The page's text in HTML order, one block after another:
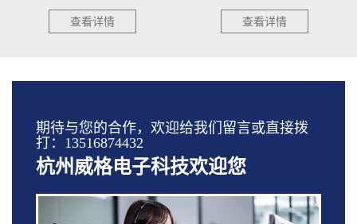
查看详情 查看详情
期待与您的合作，欢迎给我们留言或直接拨
打：13516874432
杭州威格电子科技欢迎您